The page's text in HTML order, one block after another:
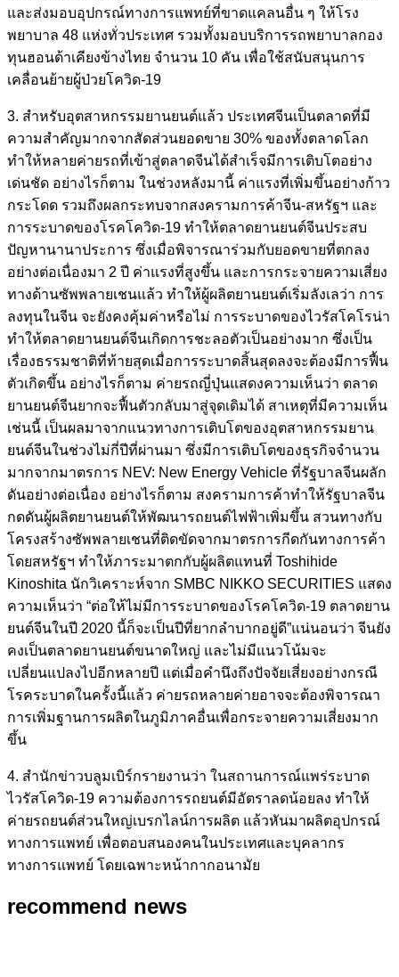
และส่งมอบอุปกรณ์ทางการแพทย์ที่ขาดแคลนอื่น ๆ ให้โรง
พยาบาล 48 แห่งทั่วประเทศ รวมทั้งมอบบริการรถพยาบาลกอง
ทุนฮอนด้าเคียงข้างไทย จำนวน 10 คัน เพื่อใช้สนับสนุนการ
เคลื่อนย้ายผู้ป่วยโควิด-19
3. สำหรับอุตสาหกรรมยานยนต์แล้ว ประเทศจีนเป็นตลาดที่มี
ความสำคัญมากจากสัดส่วนยอดขาย 30% ของทั้งตลาดโลก
ทำให้หลายค่ายรถที่เข้าสู่ตลาดจีนได้สำเร็จมีการเติบโตอย่าง
เด่นชัด อย่างไรก็ตาม ในช่วงหลังมานี้ ค่าแรงที่เพิ่มขึ้นอย่างก้าว
กระโดด รวมถึงผลกระทบจากสงครามการค้าจีน-สหรัฐฯ และ
การระบาดของโรคโควิด-19 ทำให้ตลาดยานยนต์จีนประสบ
ปัญหานานาประการ ซึ่งเมื่อพิจารณาร่วมกับยอดขายที่ตกลง
อย่างต่อเนื่องมา 2 ปี ค่าแรงที่สูงขึ้น และการกระจายความเสี่ยง
ทางด้านซัพพลายเชนแล้ว ทำให้ผู้ผลิตยานยนต์เริ่มลังเลว่า การ
ลงทุนในจีน จะยังคงคุ้มค่าหรือไม่ การระบาดของไวรัสโคโรน่า
ทำให้ตลาดยานยนต์จีนเกิดการชะลอตัวเป็นอย่างมาก ซึ่งเป็น
เรื่องธรรมชาติที่ท้ายสุดเมื่อการระบาดสิ้นสุดลงจะต้องมีการฟื้น
ตัวเกิดขึ้น อย่างไรก็ตาม ค่ายรถญี่ปุ่นแสดงความเห็นว่า ตลาด
ยานยนต์จีนยากจะฟื้นตัวกลับมาสู่จุดเดิมได้ สาเหตุที่มีความเห็น
เช่นนี้ เป็นผลมาจากแนวทางการเติบโตของอุตสาหกรรมยาน
ยนต์จีนในช่วงไม่กี่ปีที่ผ่านมา ซึ่งมีการเติบโตของธุรกิจจำนวน
มากจากมาตรการ NEV: New Energy Vehicle ที่รัฐบาลจีนผลัก
ดันอย่างต่อเนื่อง อย่างไรก็ตาม สงครามการค้าทำให้รัฐบาลจีน
กดดันผู้ผลิตยานยนต์ให้พัฒนารถยนต์ไฟฟ้าเพิ่มขึ้น สวนทางกับ
โครงสร้างซัพพลายเชนที่ติดขัดจากมาตรการกีดกันทางการค้า
โดยสหรัฐฯ ทำให้ภาระมาตกกับผู้ผลิตแทนที่ Toshihide
Kinoshita นักวิเคราะห์จาก SMBC NIKKO SECURITIES แสดง
ความเห็นว่า “ต่อให้ไม่มีการระบาดของโรคโควิด-19 ตลาดยาน
ยนต์จีนในปี 2020 นี้ก็จะเป็นปีที่ยากลำบากอยู่ดี”แน่นอนว่า จีนยัง
คงเป็นตลาดยานยนต์ขนาดใหญ่ และไม่มีแนวโน้มจะ
เปลี่ยนแปลงไปอีกหลายปี แต่เมื่อคำนึงถึงปัจจัยเสี่ยงอย่างกรณี
โรคระบาดในครั้งนี้แล้ว ค่ายรถหลายค่ายอาจจะต้องพิจารณา
การเพิ่มฐานการผลิตในภูมิภาคอื่นเพื่อกระจายความเสี่ยงมาก
ขึ้น
4. สำนักข่าวบลูมเบิร์กรายงานว่า ในสถานการณ์แพร่ระบาด
ไวรัสโควิด-19 ความต้องการรถยนต์มีอัตราลดน้อยลง ทำให้
ค่ายรถยนต์ส่วนใหญ่เบรกไลน์การผลิต แล้วหันมาผลิตอุปกรณ์
ทางการแพทย์ เพื่อตอบสนองคนในประเทศและบุคลากร
ทางการแพทย์ โดยเฉพาะหน้ากากอนามัย
recommend news